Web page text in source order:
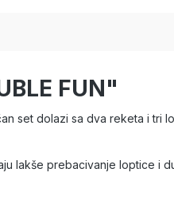
FUN"
set dolazi sa dva reketa i tri
lakše prebacivanje loptice i